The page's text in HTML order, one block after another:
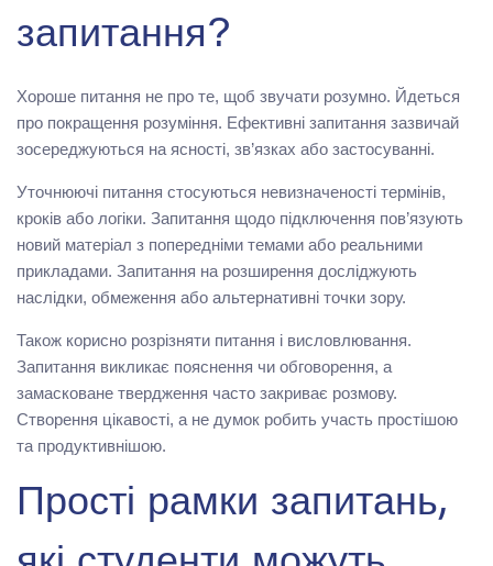
запитання?
Хороше питання не про те, щоб звучати розумно. Йдеться
про покращення розуміння. Ефективні запитання зазвичай
зосереджуються на ясності, зв’язках або застосуванні.
Уточнюючі питання стосуються невизначеності термінів,
кроків або логіки. Запитання щодо підключення пов’язують
новий матеріал з попередніми темами або реальними
прикладами. Запитання на розширення досліджують
наслідки, обмеження або альтернативні точки зору.
Також корисно розрізняти питання і висловлювання.
Запитання викликає пояснення чи обговорення, а
замасковане твердження часто закриває розмову.
Створення цікавості, а не думок робить участь простішою
та продуктивнішою.
Прості рамки запитань,